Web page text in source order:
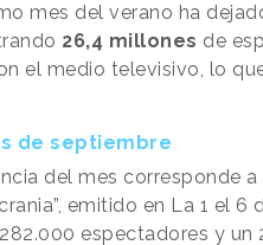
mes del verano ha
26,4 millones de
el medio televisivo, lo
de septiembre
del mes corresponde a
emitido en La 1 el 6
espectadores y un